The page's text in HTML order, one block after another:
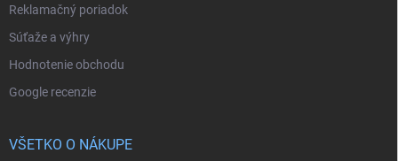
Reklamačný poriadok
Súťaže a výhry
Hodnotenie obchodu
Google recenzie
VŠETKO O NÁKUPE